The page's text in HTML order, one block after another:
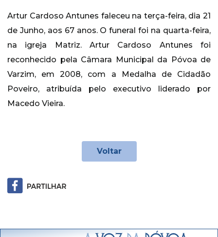
Artur Cardoso Antunes faleceu na terça-feira, dia 21
de Junho, aos 67 anos. O funeral foi na quarta-feira,
na igreja Matriz. Artur Cardoso Antunes foi
reconhecido pela Câmara Municipal da Póvoa de
Varzim, em 2008, com a Medalha de Cidadão
Poveiro, atribuída pelo executivo liderado por
Macedo Vieira.
Voltar